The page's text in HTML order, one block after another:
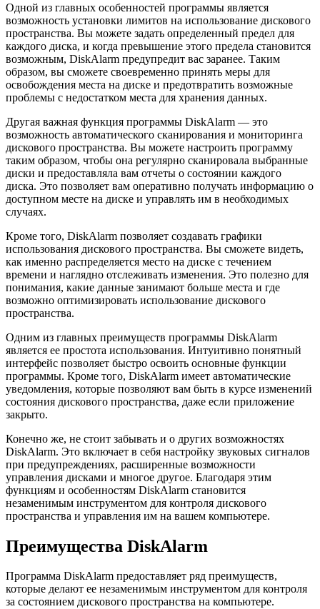
Одной из главных особенностей программы является
возможность установки лимитов на использование дискового
пространства. Вы можете задать определенный предел для
каждого диска, и когда превышение этого предела становится
возможным, DiskAlarm предупредит вас заранее. Таким
образом, вы сможете своевременно принять меры для
освобождения места на диске и предотвратить возможные
проблемы с недостатком места для хранения данных.
Другая важная функция программы DiskAlarm — это
возможность автоматического сканирования и мониторинга
дискового пространства. Вы можете настроить программу
таким образом, чтобы она регулярно сканировала выбранные
диски и предоставляла вам отчеты о состоянии каждого
диска. Это позволяет вам оперативно получать информацию о
доступном месте на диске и управлять им в необходимых
случаях.
Кроме того, DiskAlarm позволяет создавать графики
использования дискового пространства. Вы сможете видеть,
как именно распределяется место на диске с течением
времени и наглядно отслеживать изменения. Это полезно для
понимания, какие данные занимают больше места и где
возможно оптимизировать использование дискового
пространства.
Одним из главных преимуществ программы DiskAlarm
является ее простота использования. Интуитивно понятный
интерфейс позволяет быстро освоить основные функции
программы. Кроме того, DiskAlarm имеет автоматические
уведомления, которые позволяют вам быть в курсе изменений
состояния дискового пространства, даже если приложение
закрыто.
Конечно же, не стоит забывать и о других возможностях
DiskAlarm. Это включает в себя настройку звуковых сигналов
при предупреждениях, расширенные возможности
управления дисками и многое другое. Благодаря этим
функциям и особенностям DiskAlarm становится
незаменимым инструментом для контроля дискового
пространства и управления им на вашем компьютере.
Преимущества DiskAlarm
Программа DiskAlarm предоставляет ряд преимуществ,
которые делают ее незаменимым инструментом для контроля
за состоянием дискового пространства на компьютере.